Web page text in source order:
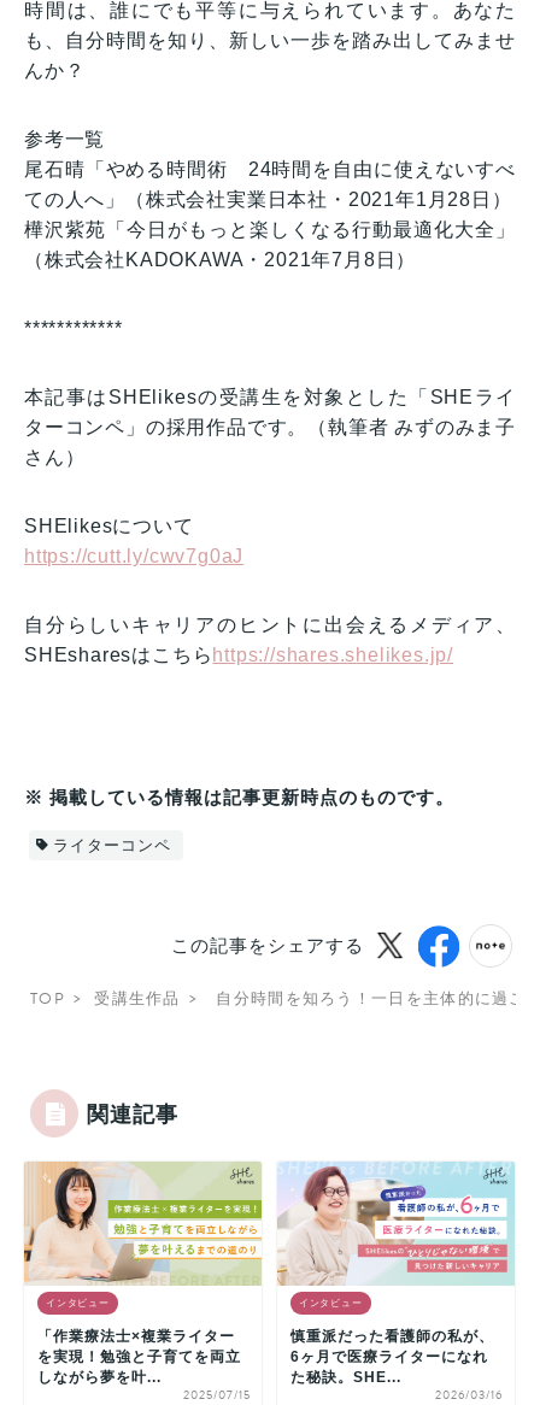
時間は、誰にでも平等に与えられています。あなた
も、自分時間を知り、新しい一歩を踏み出してみませ
んか？
参考一覧
尾石晴「やめる時間術 24時間を自由に使えないすべ
ての人へ」（株式会社実業日本社・2021年1月28日）
樺沢紫苑「今日がもっと楽しくなる行動最適化大全」
（株式会社KADOKAWA・2021年7月8日）
************
本記事はSHElikesの受講生を対象とした「SHEライ
ターコンペ」の採用作品です。（執筆者 みずのみま子
さん）
SHElikesについて
https://cutt.ly/cwv7g0aJ
自分らしいキャリアのヒントに出会えるメディア、
SHEsharesはこちら https://shares.shelikes.jp/
※ 掲載している情報は記事更新時点のものです。
ライターコンペ
この記事をシェアする
TOP 受講生作品 自分時間を知ろう！一日を主体的に過ご
関連記事
インタビュー
「作業療法士×複業ライター
を実現！勉強と子育てを両立
しながら夢を叶...
2025/07/15
インタビュー
慎重派だった看護師の私が、
6ヶ月で医療ライターになれ
た秘訣。SHE...
2026/03/16